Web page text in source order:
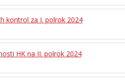
kontrol za I. polrok 2024
HK na II. polrok 2024